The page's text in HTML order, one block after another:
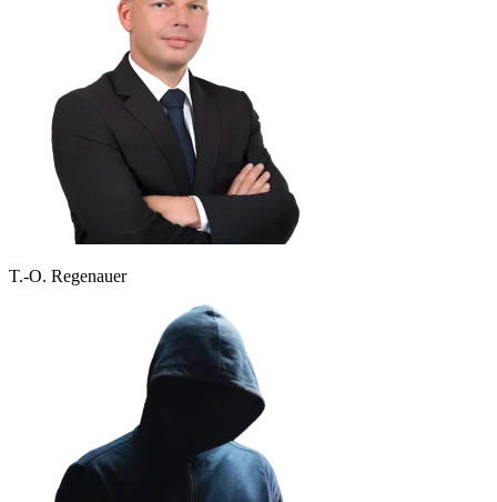
T.-O. Regenauer